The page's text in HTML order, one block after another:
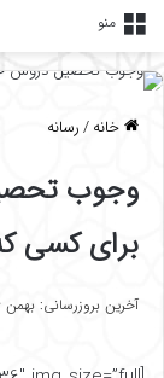
منو
خانه/رسانه
وجوب
برای کسی
آخرین بروزرسانی: بهمن ۲۶, ۱۴۰۱